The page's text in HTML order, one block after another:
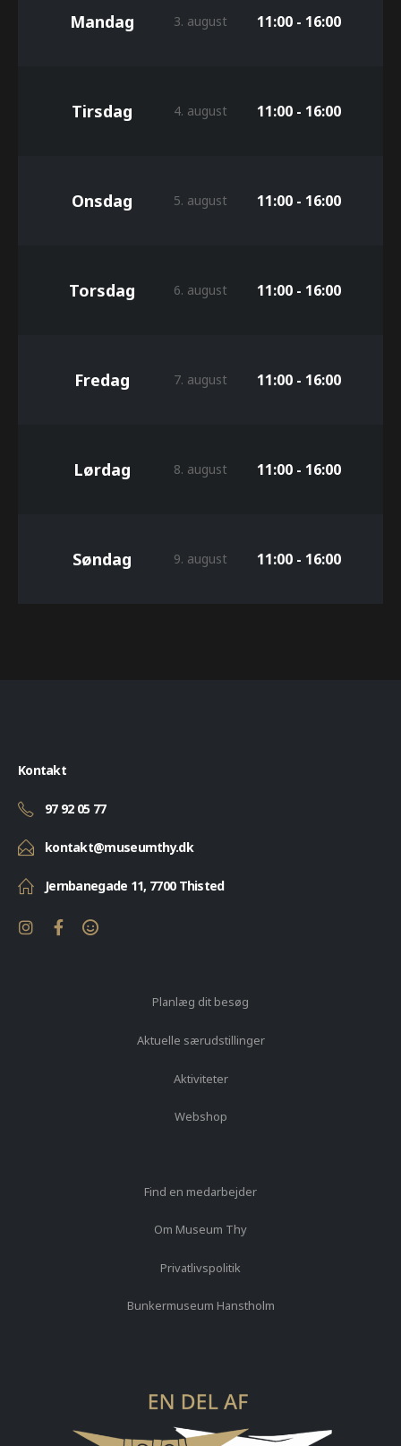
Mandag 3. august 11:00 - 16:00
Tirsdag 4. august 11:00 - 16:00
Onsdag 5. august 11:00 - 16:00
Torsdag 6. august 11:00 - 16:00
Fredag 7. august 11:00 - 16:00
Lørdag 8. august 11:00 - 16:00
Søndag 9. august 11:00 - 16:00
Kontakt
97 92 05 77
kontakt@museumthy.dk
Jernbanegade 11, 7700 Thisted
Planlæg dit besøg
Aktuelle særudstillinger
Aktiviteter
Webshop
Find en medarbejder
Om Museum Thy
Privatlivspolitik
Bunkermuseum Hanstholm